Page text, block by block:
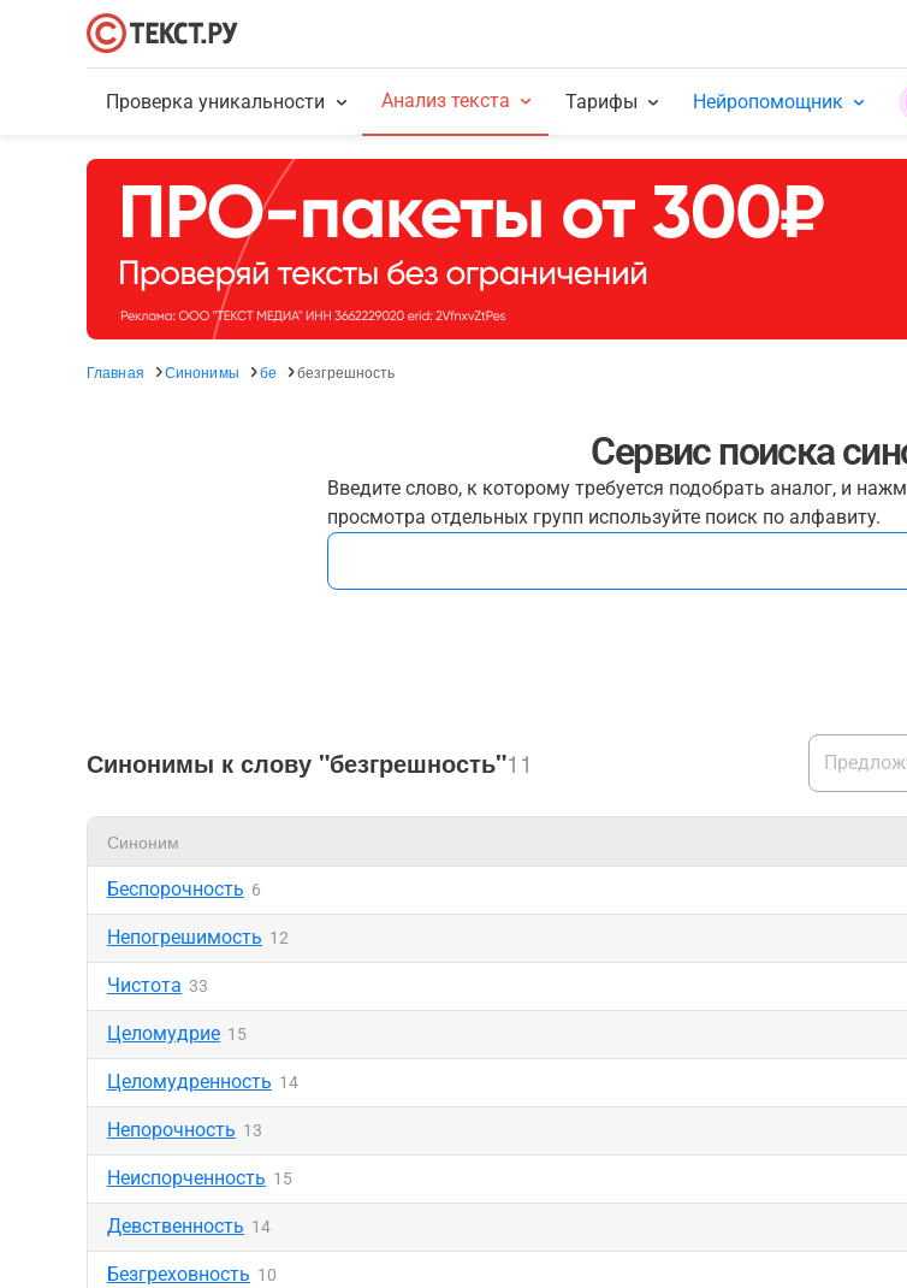
Проверка уникальности Анализ текста Тарифы Нейропомощник
Главная Синонимы бе безгрешность
Сервис поиска
Введите слово, к которому требуется подобрать аналог, и
просмотра отдельных групп используйте поиск по алфавиту.
Синонимы к слову "безгрешность"11
Синоним
Беспорочность 6
Непогрешимость 12
Чистота 33
Целомудрие 15
Целомудренность 14
Непорочность 13
Неиспорченность 15
Девственность 14
Безгреховность 10